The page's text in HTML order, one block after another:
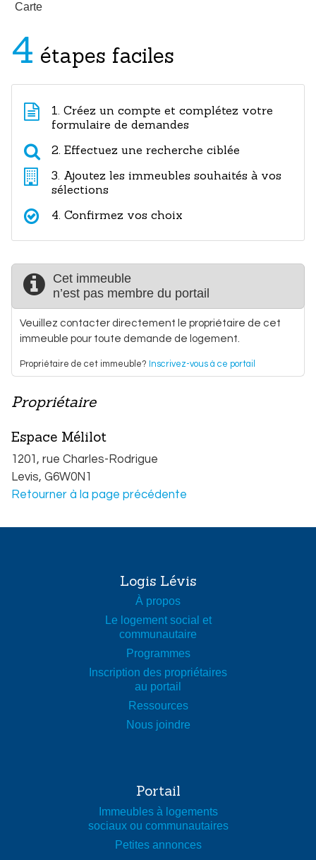
Carte
Légende de la carte
Famille ou personne seule
65 ans et plus sans service
Hébergement court terme (moins de 3 mois)
4 étapes faciles
1. Créez un compte et complétez votre
formulaire de demandes
2. Effectuez une recherche ciblée
3. Ajoutez les immeubles souhaités à vos
sélections
4. Confirmez vos choix
Cet immeuble
n’est pas membre du portail
Veuillez contacter directement le propriétaire de cet
immeuble pour toute demande de logement.
Propriétaire de cet immeuble? Inscrivez-vous à ce portail
Propriétaire
Espace Mélilot
1201, rue Charles-Rodrigue
Levis, G6W0N1
Retourner à la page précédente
Logis Lévis
À propos
Le logement social et
communautaire
Programmes
Inscription des propriétaires
au portail
Ressources
Nous joindre
Portail
Immeubles à logements
sociaux ou communautaires
Petites annonces